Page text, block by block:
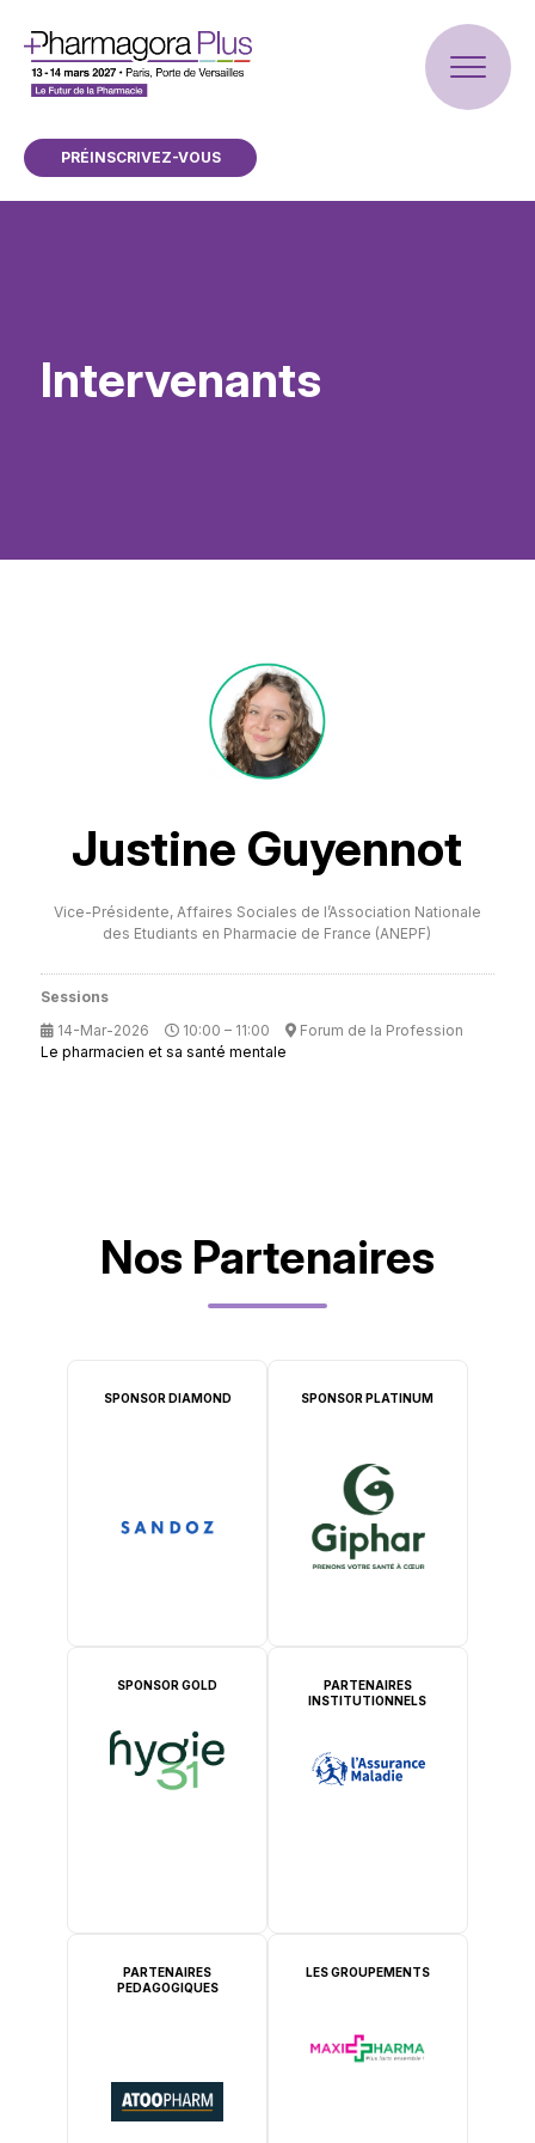
PRÉINSCRIVEZ-VOUS
Intervenants
Justine Guyennot
Vice-Présidente, Affaires Sociales de l’Association Nationale
des Etudiants en Pharmacie de France (ANEPF)
Sessions
14-Mar-2026
10:00 – 11:00
Forum de la Profession
Le pharmacien et sa santé mentale
Nos Partenaires
SPONSOR DIAMOND SPONSOR PLATINUM
SPONSOR GOLD
PARTENAIRES
INSTITUTIONNELS
PARTENAIRES
PEDAGOGIQUES
LES GROUPEMENTS